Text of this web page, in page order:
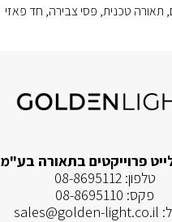
, תאורה טכנית, פסי צבירה, חד פאזי
פרוייקטים בתאורה בע"מ
טלפון:08-8695112
פקס: 08-8695110
sales@golden-light.co.il